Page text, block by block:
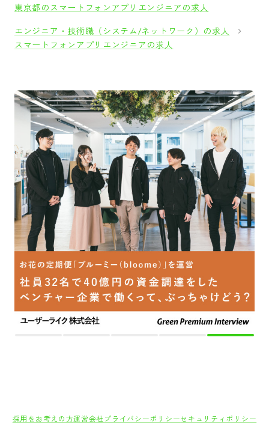
東京都のスマートフォンアプリエンジニアの求人
エンジニア・技術職（システム/ネットワーク）の求人
スマートフォンアプリエンジニアの求人
採用をお考えの方運営会社 プライバシーポリシーセキュリティポリシー